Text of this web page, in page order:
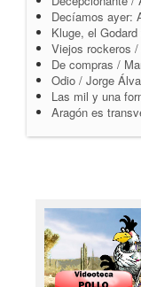
Decíamos ayer:
Kluge, el
Viejos rockeros
De compras /
Odio / Jorge
Las mil y una
Aragón es